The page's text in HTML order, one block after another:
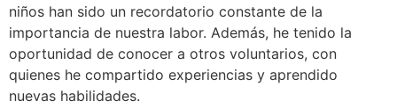
niños han sido un recordatorio constante de la
importancia de nuestra labor. Además, he tenido la
oportunidad de conocer a otros voluntarios, con
quienes he compartido experiencias y aprendido
nuevas habilidades.